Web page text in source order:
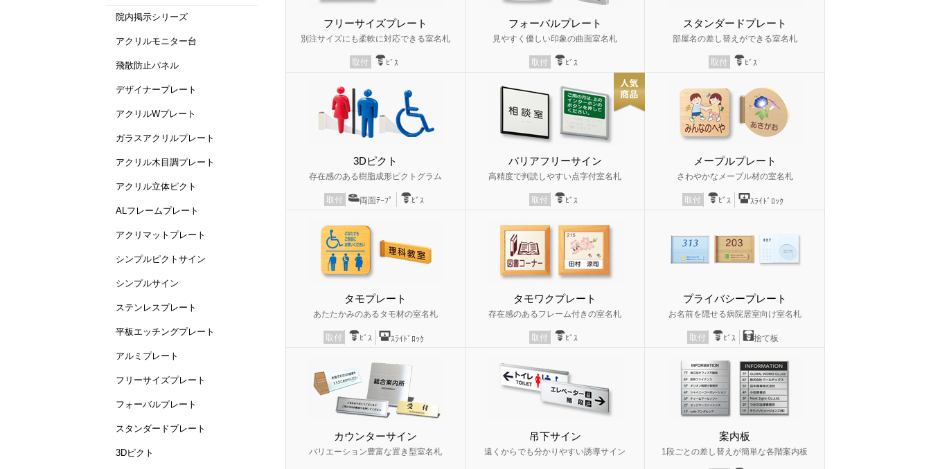
院内掲示シリーズ
アクリルモニター台
飛散防止パネル
デザイナープレート
アクリルWプレート
ガラスアクリルプレート
アクリル木目調プレート
アクリル立体ピクト
ALフレームプレート
アクリマットプレート
シンプルピクトサイン
シンプルサイン
ステンレスプレート
平板エッチングプレート
アルミプレート
フリーサイズプレート
フォーバルプレート
スタンダードプレート
3Dピクト
フリーサイズプレート
別注サイズにも柔軟に対応できる室名札
取付 ﾋﾞｽ
フォーバルプレート
見やすく優しい印象の曲面室名札
取付 ﾋﾞｽ
スタンダードプレート
部屋名の差し替えができる室名札
取付 ﾋﾞｽ
3Dピクト
存在感のある樹脂成形ピクトグラム
取付 両面ﾃｰﾌﾟ ﾋﾞｽ
バリアフリーサイン
高精度で判読しやすい点字付室名札
取付 ﾋﾞｽ
メープルプレート
さわやかなメープル材の室名札
取付 ﾋﾞｽ ｽﾗｲﾄﾞﾛｯｸ
タモプレート
あたたかみのあるタモ材の室名札
取付 ﾋﾞｽ ｽﾗｲﾄﾞﾛｯｸ
タモワクプレート
存在感のあるフレーム付きの室名札
取付 ﾋﾞｽ
プライバシープレート
お名前を隠せる病院居室向け室名札
取付 ﾋﾞｽ 捨て板
カウンターサイン
バリエーション豊富な置き型室名札
吊下サイン
遠くからでも分かりやすい誘導サイン
案内板
1段ごとの差し替えが簡単な各階案内板